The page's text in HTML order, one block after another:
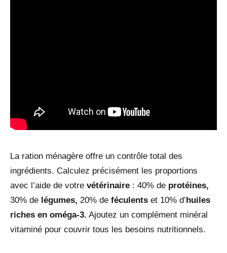
La ration ménagère offre un contrôle total des
ingrédients. Calculez précisément les proportions
avec l’aide de votre vétérinaire : 40% de protéines,
30% de légumes, 20% de féculents et 10% d’ huiles
riches en oméga-3. Ajoutez un complément minéral
vitaminé pour couvrir tous les besoins nutritionnels.